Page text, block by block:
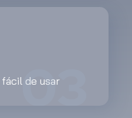
03
de usar